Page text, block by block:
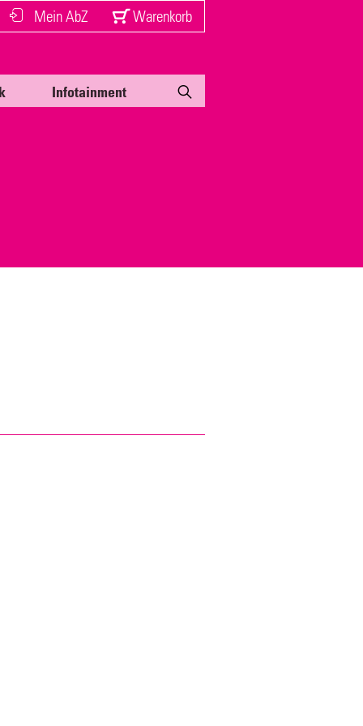
Mein AbZ Warenkorb
Infotainment